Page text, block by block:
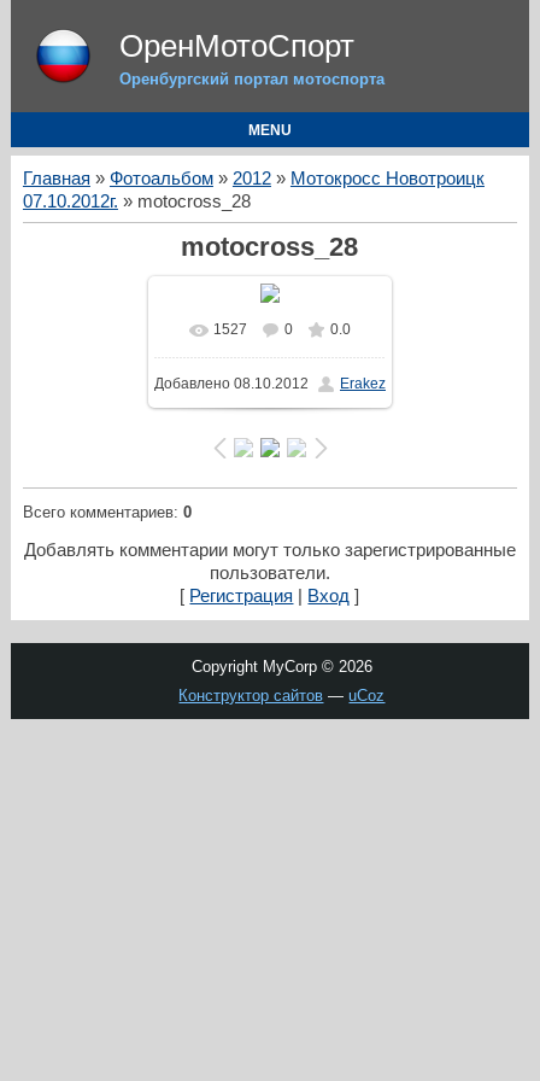
ОренМотоСпорт
Оренбургский портал мотоспорта
MENU
Главная » Фотоальбом» 2012» Мотокросс Новотроицк
07.10.2012г. » motocross_28
motocross_28
1527 0 0.0
Добавлено08.10.2012 Erakez
Всего комментариев: 0
Добавлять комментарии могут только зарегистрированные
пользователи.
[ Регистрация Вход ]
Copyright MyCorp © 2026
Конструктор сайтов —uCoz